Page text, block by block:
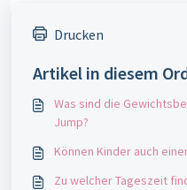
Drucken
Artikel in diesem
Was sind die
Jump?
Können Kinder auch
Zu welcher Tageszeit